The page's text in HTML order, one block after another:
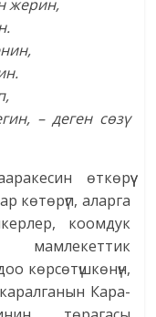
жерин,
– деген сөзү
өткөрүү
көтөрүп, аларга
коомдук
мамлекеттик
көрсөтүшкөнүн,
Кара-